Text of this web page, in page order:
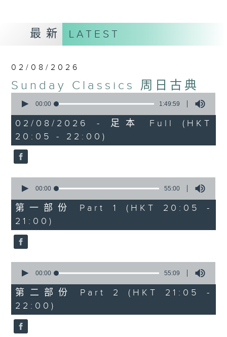
their lives. Their fine music will inform our lives – their
lives will inform our taste in fine music.
生平之作。其中有蜚聲國際者，亦有更具國民風格
者。探討其作品之時，或以早中晚期音樂分野，或從
從人生觀美樂，以美樂論人生。
最新 LATEST
02/08/2026
Sunday Classics 周日古典
seconds
1
hour,
49
minutes,
59
seconds
00:00 1:49:59
02/08/2026 - 足本 Full (HKT
20:05 - 22:00)
seconds
55
minutes,
0
seconds
00:00 55:00
第一部份 Part 1 (HKT 20:05 -
21:00)
seconds
55
minutes,
9
seconds
00:00 55:09
第二部份 Part 2 (HKT 21:05 -
22:00)